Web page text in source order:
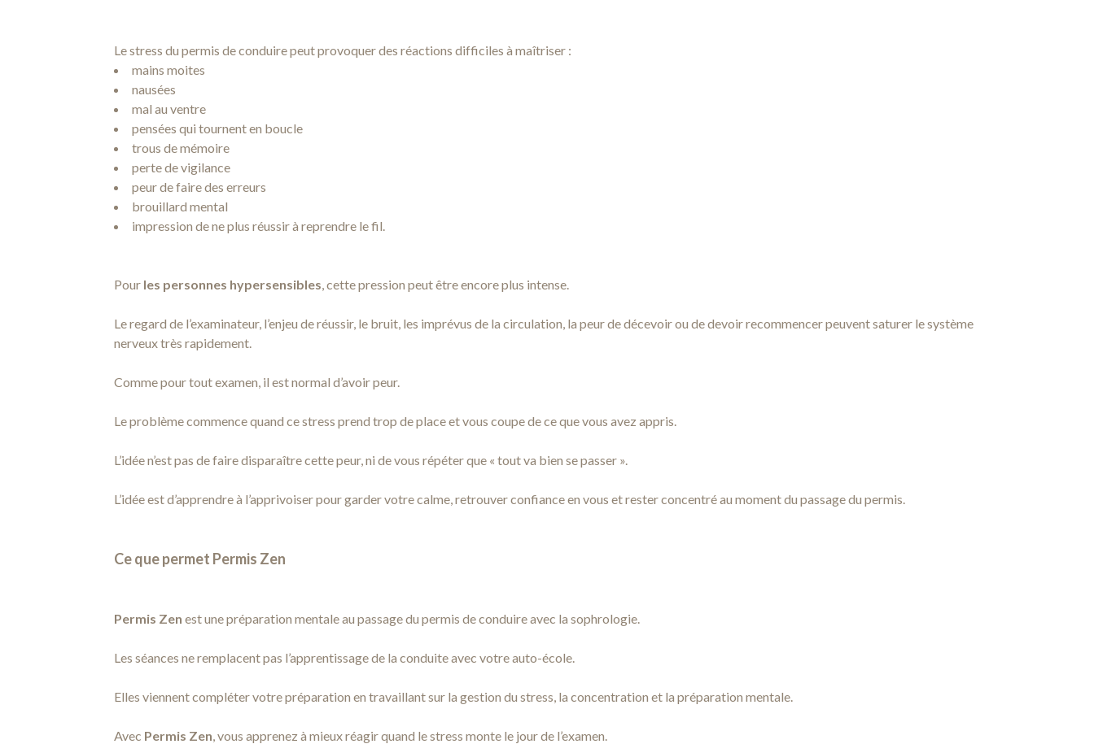
Le stress du permis de conduire peut provoquer des réactions difficiles à maîtriser :
mains moites
nausées
mal au ventre
pensées qui tournent en boucle
trous de mémoire
perte de vigilance
peur de faire des erreurs
brouillard mental
impression de ne plus réussir à reprendre le fil.
Pour les personnes hypersensibles , cette pression peut être encore plus intense.
Le regard de l’examinateur, l’enjeu de réussir, le bruit, les imprévus de la circulation, la peur de décevoir ou de devoir recommencer peuvent saturer le système
nerveux très rapidement.
Comme pour tout examen, il est normal d’avoir peur.
Le problème commence quand ce stress prend trop de place et vous coupe de ce que vous avez appris.
L’idée n’est pas de faire disparaître cette peur, ni de vous répéter que « tout va bien se passer ».
L’idée est d’apprendre à l’apprivoiser pour garder votre calme, retrouver confiance en vous et rester concentré au moment du passage du permis.
Ce que permet Permis Zen
Permis Zen est une préparation mentale au passage du permis de conduire avec la sophrologie.
Les séances ne remplacent pas l’apprentissage de la conduite avec votre auto-école.
Elles viennent compléter votre préparation en travaillant sur la gestion du stress, la concentration et la préparation mentale.
Avec Permis Zen , vous apprenez à mieux réagir quand le stress monte le jour de l’examen.